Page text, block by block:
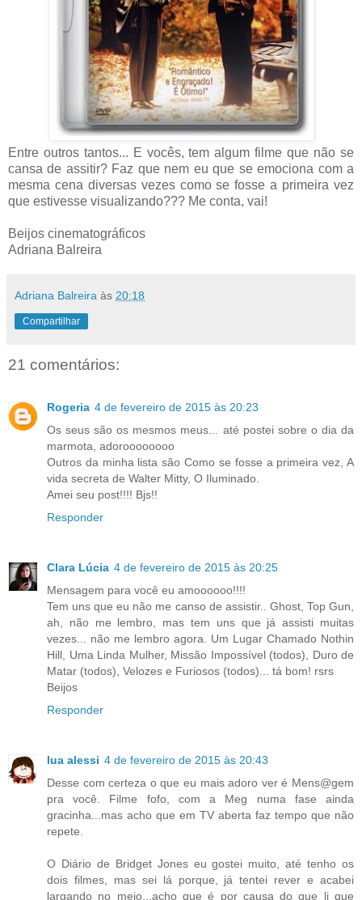
Entre outros tantos... E vocês, tem algum filme que não se
cansa de assitir? Faz que nem eu que se emociona com a
mesma cena diversas vezes como se fosse a primeira vez
que estivesse visualizando??? Me conta, vai!
Beijos cinematográficos
Adriana Balreira
Adriana Balreira às 20:18
Compartilhar
21 comentários:
Rogeria 4 de fevereiro de 2015 às 20:23
Os seus são os mesmos meus... até postei sobre o dia da
marmota, adoroooooooo
Outros da minha lista são Como se fosse a primeira vez, A
vida secreta de Walter Mitty, O Iluminado.
Amei seu post!!!! Bjs!!
Responder
Clara Lúcia 4 de fevereiro de 2015 às 20:25
Mensagem para você eu amoooooo!!!!
Tem uns que eu não me canso de assistir.. Ghost, Top Gun,
ah, não me lembro, mas tem uns que já assisti muitas
vezes... não me lembro agora. Um Lugar Chamado Nothin
Hill, Uma Linda Mulher, Missão Impossível (todos), Duro de
Matar (todos), Velozes e Furiosos (todos)... tá bom! rsrs
Beijos
Responder
lua alessi 4 de fevereiro de 2015 às 20:43
Desse com certeza o que eu mais adoro ver é Mens@gem
pra você. Filme fofo, com a Meg numa fase ainda
gracinha...mas acho que em TV aberta faz tempo que não
repete.
O Diário de Bridget Jones eu gostei muito, até tenho os
dois filmes, mas sei lá porque, já tentei rever e acabei
largando no meio...acho que é por causa do que li que